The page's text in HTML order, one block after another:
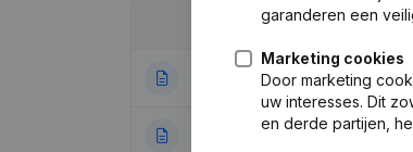
04-05-2026
04-03-2026
garanderen een
Marketing cookies
Door marketing
uw interesses. Dit
en derde partijen,